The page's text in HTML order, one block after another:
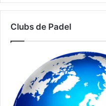
Clubs de Padel